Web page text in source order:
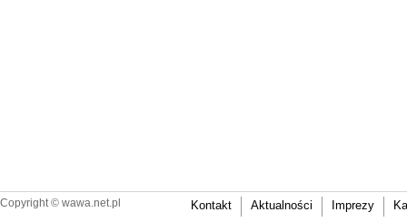
Copyright © wawa.net.pl Kontakt Aktualności Imprezy